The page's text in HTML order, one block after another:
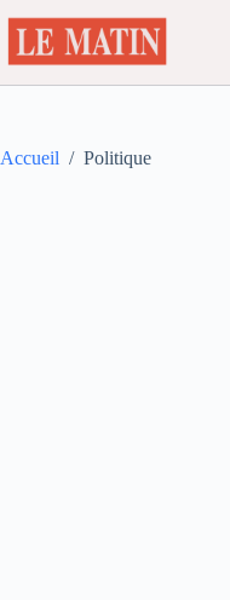
au
contenu
Accueil / Politique